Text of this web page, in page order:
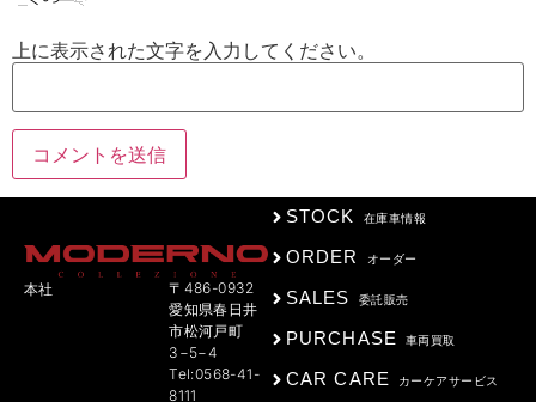
上に表示された文字を入力してください。
本社
〒486-0932
愛知県春日井
市松河戸町
3−5−4
Tel:0568-41-
8111
STOCK 在庫車情報
ORDER オーダー
SALES 委託販売
PURCHASE 車両買取
CAR CARE カーケアサービス